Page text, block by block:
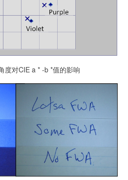
度对CIE a * -b *值的影响